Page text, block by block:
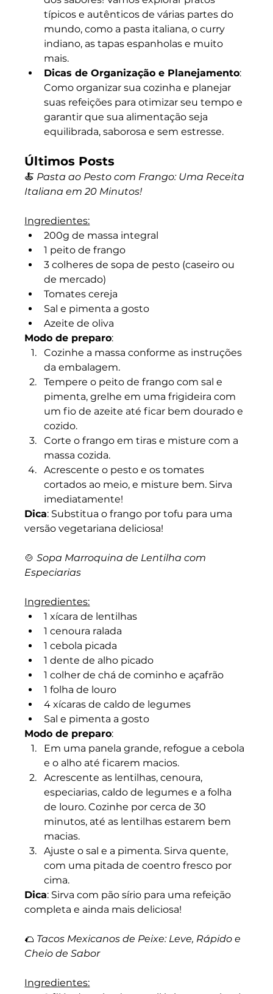
típicos e autênticos de várias partes do
mundo, como a pasta italiana, o curry
indiano, as tapas espanholas e muito
mais.
Dicas de Organização e Planejamento:
Como organizar sua cozinha e planejar
suas refeições para otimizar seu tempo e
garantir que sua alimentação seja
equilibrada, saborosa e sem estresse.
Últimos Posts
🍝 Pasta ao Pesto com Frango: Uma Receita
Italiana em 20 Minutos!
Ingredientes:
200g de massa integral
1 peito de frango
3 colheres de sopa de pesto (caseiro ou
de mercado)
Tomates cereja
Sal e pimenta a gosto
Azeite de oliva
Modo de preparo:
Cozinhe a massa conforme as instruções
da embalagem.
Tempere o peito de frango com sal e
pimenta, grelhe em uma frigideira com
um fio de azeite até ficar bem dourado e
cozido.
Corte o frango em tiras e misture com a
massa cozida.
Acrescente o pesto e os tomates
cortados ao meio, e misture bem. Sirva
imediatamente!
Dica: Substitua o frango por tofu para uma
versão vegetariana deliciosa!
🍲 Sopa Marroquina de Lentilha com
Especiarias
Ingredientes:
1 xícara de lentilhas
1 cenoura ralada
1 cebola picada
1 dente de alho picado
1 colher de chá de cominho e açafrão
1 folha de louro
4 xícaras de caldo de legumes
Sal e pimenta a gosto
Modo de preparo:
Em uma panela grande, refogue a cebola
e o alho até ficarem macios.
Acrescente as lentilhas, cenoura,
especiarias, caldo de legumes e a folha
de louro. Cozinhe por cerca de 30
minutos, até as lentilhas estarem bem
macias.
Ajuste o sal e a pimenta. Sirva quente,
com uma pitada de coentro fresco por
cima.
Dica: Sirva com pão sírio para uma refeição
completa e ainda mais deliciosa!
🌮 Tacos Mexicanos de Peixe: Leve, Rápido e
Cheio de Sabor
Ingredientes: